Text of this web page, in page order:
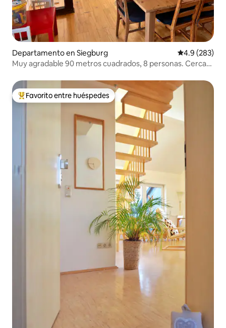
Departamento en Siegburg Calificación
4.9 (283)
Muy agradable 90 metros cuadrados, 8 personas. Cerca
De los mejores en Favorito entre huéspedes
Favorito entre huéspedes